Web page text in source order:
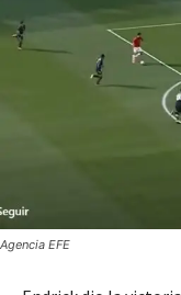
Agencia EFE